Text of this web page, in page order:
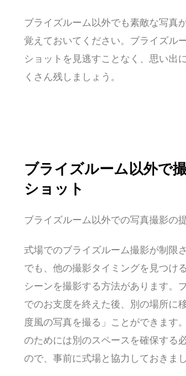
ブライズルーム以外でも素敵な写真
覚えておいてください。ブライズル
ショットを見逃すことなく、思い出
くさん残しましょう。
ブライズルーム以外で
ショット
ブライズルーム以外での写真撮影の
式場でのブライズルーム撮影が制限
でも、他の撮影タイミングを見つけ
シーンを撮影する方法があります。
でのお支度を終えた後、別の場所に
度風の写真を撮る」ことができます
のためには別のスペースを確保する
ので、事前に式場と協力しておきまし